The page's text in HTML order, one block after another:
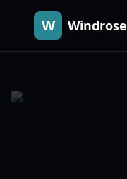
W Windrose